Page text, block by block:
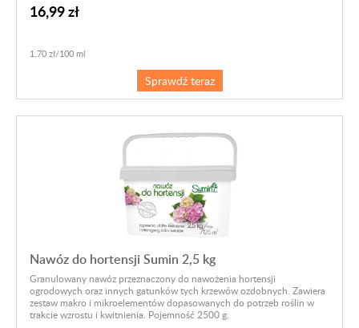
16,99 zł
1,70 zł/100 ml
Sprawdź teraz
Nawóz do hortensji Sumin 2,5 kg
Granulowany nawóz przeznaczony do nawożenia hortensji
ogrodowych oraz innych gatunków tych krzewów ozdobnych. Zawiera
zestaw makro i mikroelementów dopasowanych do potrzeb roślin w
trakcie wzrostu i kwitnienia. Pojemność 2500 g.